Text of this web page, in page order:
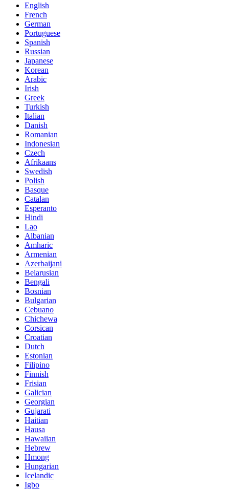
English
French
German
Portuguese
Spanish
Russian
Japanese
Korean
Arabic
Irish
Greek
Turkish
Italian
Danish
Romanian
Indonesian
Czech
Afrikaans
Swedish
Polish
Basque
Catalan
Esperanto
Hindi
Lao
Albanian
Amharic
Armenian
Azerbaijani
Belarusian
Bengali
Bosnian
Bulgarian
Cebuano
Chichewa
Corsican
Croatian
Dutch
Estonian
Filipino
Finnish
Frisian
Galician
Georgian
Gujarati
Haitian
Hausa
Hawaiian
Hebrew
Hmong
Hungarian
Icelandic
Igbo